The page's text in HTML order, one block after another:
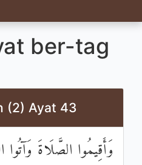
ber-tag
(2) Ayat 43
وَأَقِيمُوا الصَّلَاةَ